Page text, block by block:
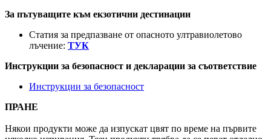
За пътуващите към екзотични дестинации
Статия за предпазване от опасното ултравиолетово
лъчение: ТУК
Инструкции за безопасност и декларации за съответствие
Инструкции за безопасност
ПРАНЕ
Някои продукти може да изпускат цвят по време на първите